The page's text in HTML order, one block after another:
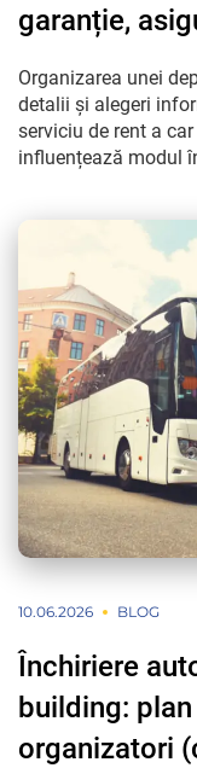
garanție,
Organizarea unei
detalii și alegeri
serviciu de rent a
influențează modul
10.06.2026 BLOG
Închiriere
building:
organizatori